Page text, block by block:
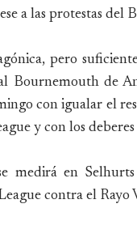
a las protestas del
pero
Bournemouth de
con igualar el
y con los
medirá en
contra el Rayo